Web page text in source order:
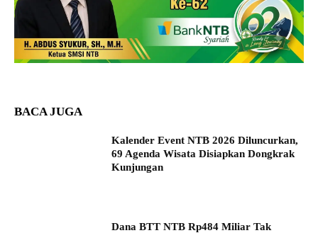
BACA JUGA
Kalender Event NTB 2026 Diluncurkan,
69 Agenda Wisata Disiapkan Dongkrak
Kunjungan
Dana BTT NTB Rp484 Miliar Tak